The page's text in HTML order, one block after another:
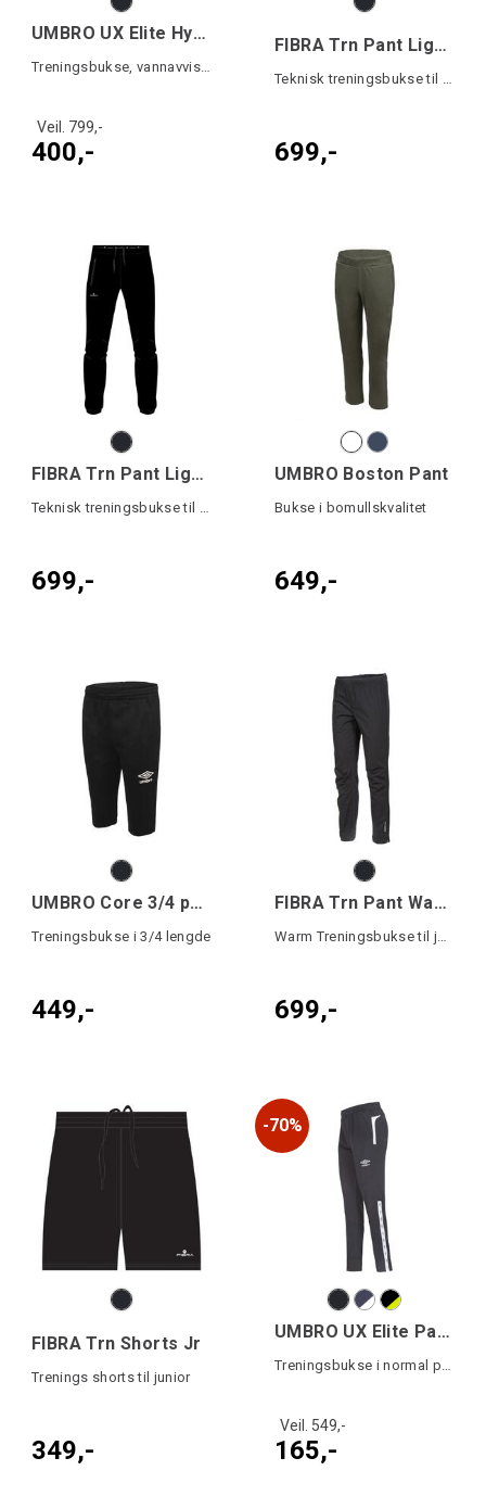
UMBRO UX Elite Hybrid Pant
Treningsbukse, vannavvisende forside lår
Veil. 799,-
400,-
FIBRA Trn Pant Light W
699,-
FIBRA Trn Pant Light Jr
699,-
UMBRO Boston Pant
Bukse i bomullskvalitet
649,-
UMBRO Core 3/4 pant Jr
Treningsbukse i 3/4 lengde
449,-
FIBRA Trn Pant Warm Jr
699,-
FIBRA Trn Shorts Jr
Trenings shorts til junior
349,-
70%
UMBRO UX Elite Pant Reg j
Veil. 549,-
165,-